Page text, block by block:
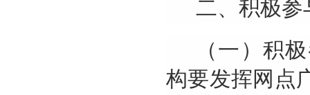
二、积极参
（一）积
构要发挥网点